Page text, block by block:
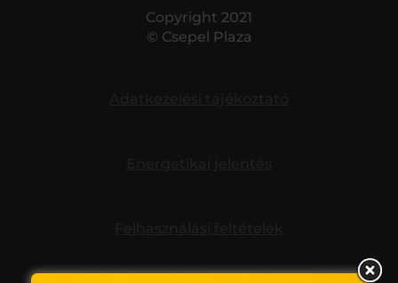
Copyright 2021
© Csepel Plaza